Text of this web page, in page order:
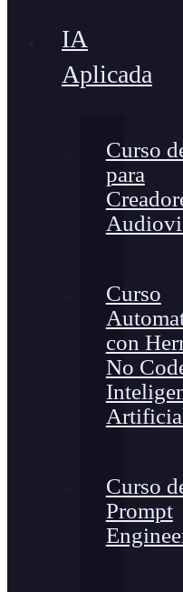
IA
Aplicada
Curso
para
Curso
con
No
Curso
Prompt